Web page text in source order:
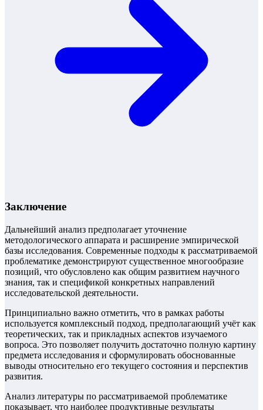
Заключение
Дальнейший анализ предполагает уточнение
методологического аппарата и расширение эмпирической
базы исследования. Современные подходы к рассматриваемой
проблематике демонстрируют существенное многообразие
позиций, что обусловлено как общим развитием научного
знания, так и спецификой конкретных направлений
исследовательской деятельности.
Принципиально важно отметить, что в рамках работы
используется комплексный подход, предполагающий учёт как
теоретических, так и прикладных аспектов изучаемого
вопроса. Это позволяет получить достаточно полную картину
предмета исследования и сформулировать обоснованные
выводы относительно его текущего состояния и перспектив
развития.
Анализ литературы по рассматриваемой проблематике
показывает, что наиболее продуктивные результаты